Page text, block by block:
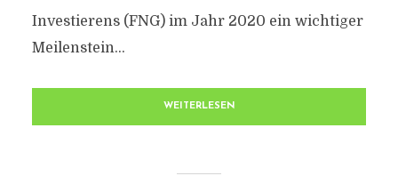
Investierens (FNG) im Jahr 2020 ein wichtiger
Meilenstein...
WEITERLESEN